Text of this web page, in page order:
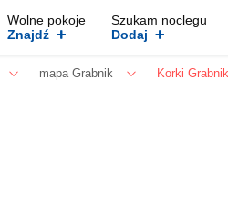
Wolne pokoje
Znajdź +
Szukam noclegu
Dodaj +
mapa Grabnik Korki Grabnik